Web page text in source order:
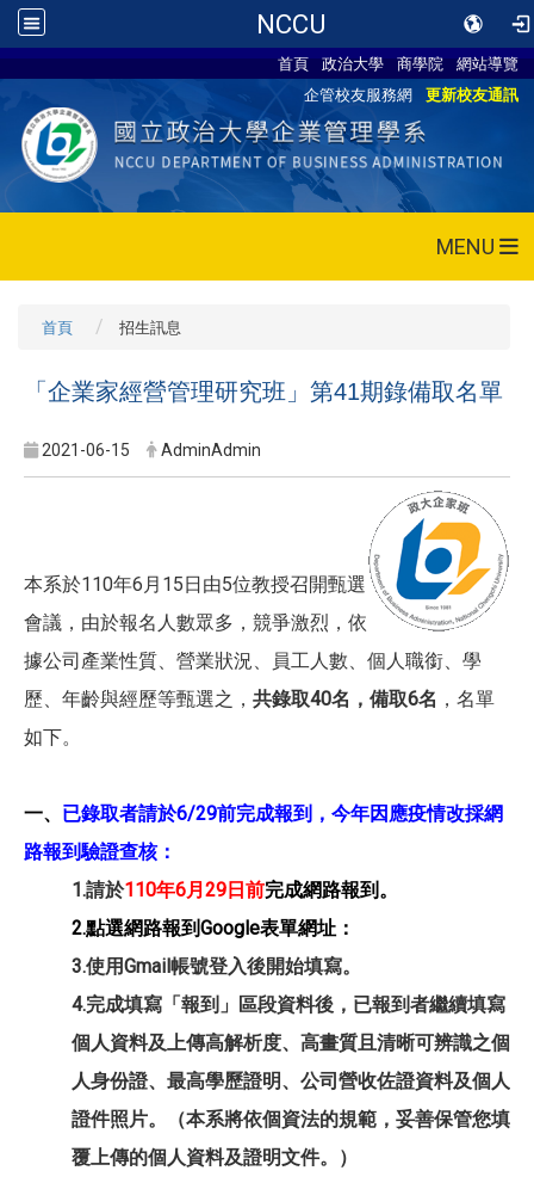
NCCU
首頁 政治大學 商學院
網站導覽
企管校友服務網
更新校友通訊
MENU
首頁 招生訊息
「企業家經營管理研究班」第41期錄備取名單
2021-06-15 AdminAdmin
本系於110年6月15日由5位教授召開甄選
會議，由於報名人數眾多，競爭激烈，依
據公司產業性質、營業狀況、員工人數、個人職銜、學
歷、年齡與經歷等甄選之， 共錄取40名，備取6名 ，名單
如下。
一、 已錄取者請於6/29前完成報到，今年因應疫情改採網
路報到驗證查核：
1.請於110年6月29日前完成網路報到。
2.點選網路報到Google表單網址：
3.使用Gmail帳號登入後開始填寫。
4.完成填寫「報到」區段資料後，已報到者繼續填寫
個人資料及上傳高解析度、高畫質且清晰可辨識之個
人身份證、最高學歷證明、公司營收佐證資料及個人
證件照片。（本系將依個資法的規範，妥善保管您填
覆上傳的個人資料及證明文件。）